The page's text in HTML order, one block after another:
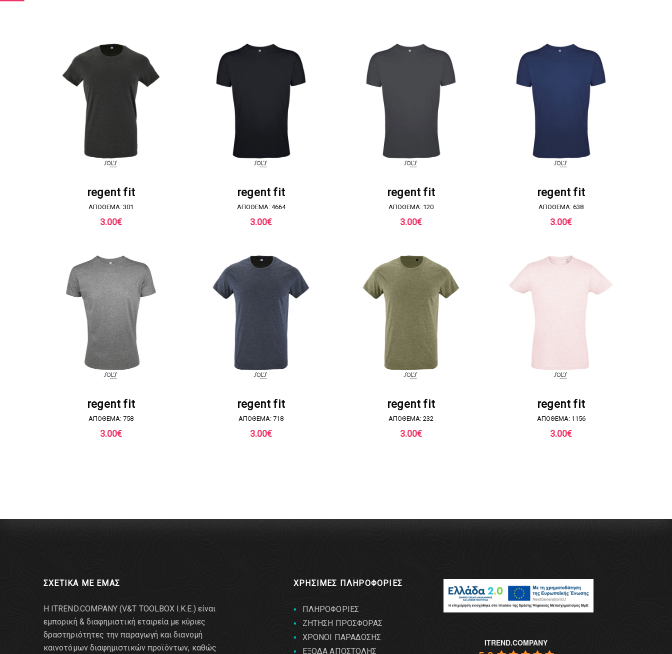
ΖΗΤΗΣΤΕ ΠΡΟΣΦΟΡΑ
regent fit
ΑΠΟΘΕΜΑ: 301
3.00€
ΖΗΤΗΣΤΕ ΠΡΟΣΦΟΡΑ
regent fit
ΑΠΟΘΕΜΑ: 4664
3.00€
ΖΗΤΗΣΤΕ ΠΡΟΣΦΟΡΑ
regent fit
ΑΠΟΘΕΜΑ: 120
3.00€
ΖΗΤΗΣΤΕ ΠΡΟΣΦΟΡΑ
regent fit
ΑΠΟΘΕΜΑ: 638
3.00€
ΖΗΤΗΣΤΕ ΠΡΟΣΦΟΡΑ
regent fit
ΑΠΟΘΕΜΑ: 758
3.00€
ΖΗΤΗΣΤΕ ΠΡΟΣΦΟΡΑ
regent fit
ΑΠΟΘΕΜΑ: 718
3.00€
ΖΗΤΗΣΤΕ ΠΡΟΣΦΟΡΑ
regent fit
ΑΠΟΘΕΜΑ: 232
3.00€
ΖΗΤΗΣΤΕ ΠΡΟΣΦΟΡΑ
regent fit
ΑΠΟΘΕΜΑ: 1156
3.00€
ΣΧΕΤΙΚΑ ΜΕ ΕΜΑΣ
Η ITREND.COMPANY (V&T TOOLBOX Ι.Κ.Ε.) είναι
εμπορική & διαφημιστική εταιρεία με κύριες
δραστηριότητες την παραγωγή και διανομή
καινοτόμων διαφημιστικών προϊόντων, καθώς
ΧΡΗΣΙΜΕΣ ΠΛΗΡΟΦΟΡΙΕΣ
ΠΛΗΡΟΦΟΡΙΕΣ
ΖΗΤΗΣΗ ΠΡΟΣΦΟΡΑΣ
ΧΡΟΝΟΙ ΠΑΡΑΔΟΣΗΣ
ΕΞΟΔΑ ΑΠΟΣΤΟΛΗΣ
ITREND.COMPANY